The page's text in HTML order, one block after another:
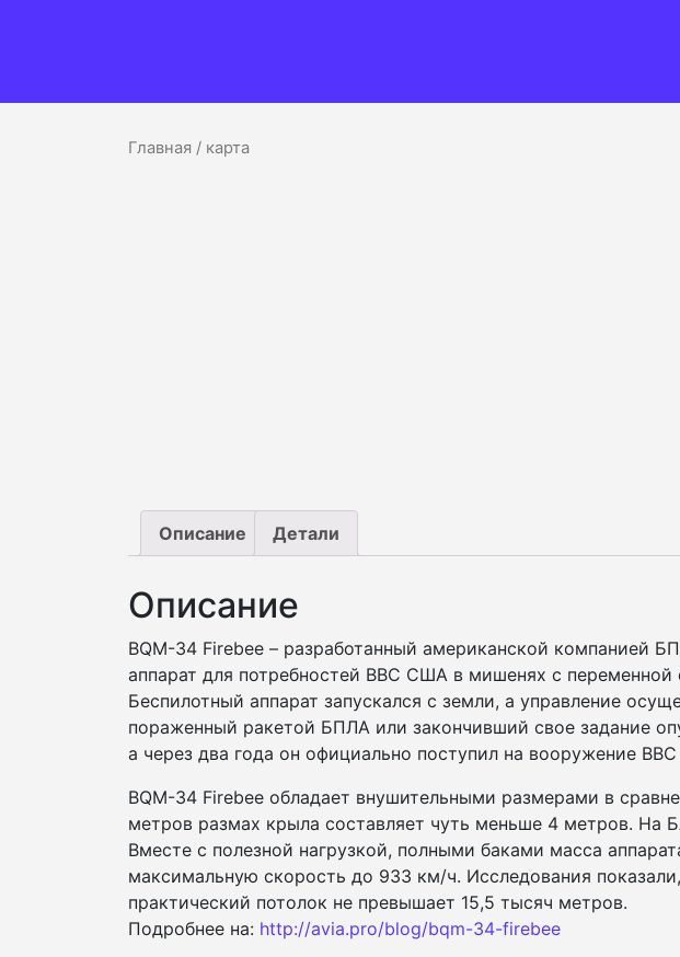
Главная / карта
Описание Детали
Описание
BQM-34 Firebee – разработанный американской компанией
аппарат для потребностей ВВС США в мишенях с
Беспилотный аппарат запускался с земли, а управление
пораженный ракетой БПЛА или закончивший свое задание
а через два года он официально поступил на вооружение
BQM-34 Firebee обладает внушительными размерами в
метров размах крыла составляет чуть меньше 4 метров. На
Вместе с полезной нагрузкой, полными баками масса
максимальную скорость до 933 км/ч. Исследования
практический потолок не превышает 15,5 тысяч метров.
Подробнее на: http://avia.pro/blog/bqm-34-firebee